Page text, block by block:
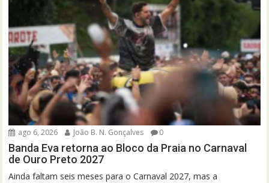
ago 6, 2026 João B. N. Gonçalves 0
Banda Eva retorna ao Bloco da Praia no Carnaval
de Ouro Preto 2027
Ainda faltam seis meses para o Carnaval 2027, mas a